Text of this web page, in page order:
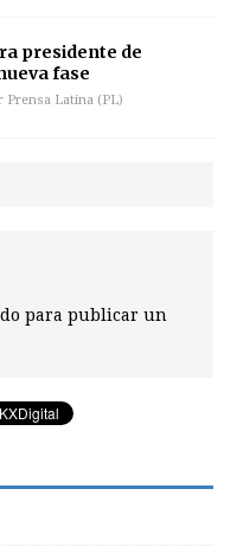
presidente de
fase
Prensa Latina (PL)
para publicar un